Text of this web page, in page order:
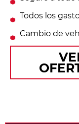
Todos los
Cambio de